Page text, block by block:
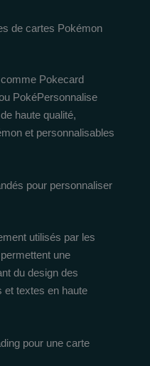
de cartes Pokémon
Pokecard
PokéPersonnalise
haute qualité,
et personnalisables
pour personnaliser
utilisés par les
une
du design des
et textes en haute
pour une carte